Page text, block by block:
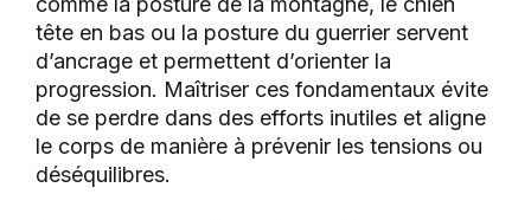
tête en bas ou la posture du guerrier servent
d’ancrage et permettent d’orienter la
progression. Maîtriser ces fondamentaux évite
de se perdre dans des efforts inutiles et aligne
le corps de manière à prévenir les tensions ou
déséquilibres.